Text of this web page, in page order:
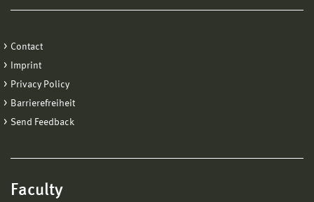
Contact
Imprint
Privacy Policy
Barrierefreiheit
Send Feedback
Faculty